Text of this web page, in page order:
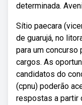
determinada.
Sítio paecara
de guarujá, no
para um concurso
cargos. As
candidatos do
(cpnu) poderão
respostas a partir